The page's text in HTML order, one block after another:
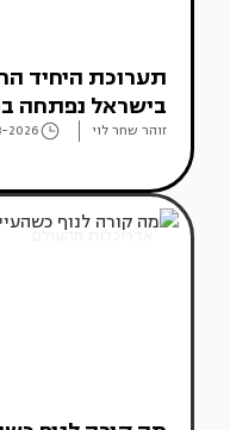
תערוכת היחיד
בישראל נפתחה
זוהר שחר לוי 2026
אדריכלות מהעולם